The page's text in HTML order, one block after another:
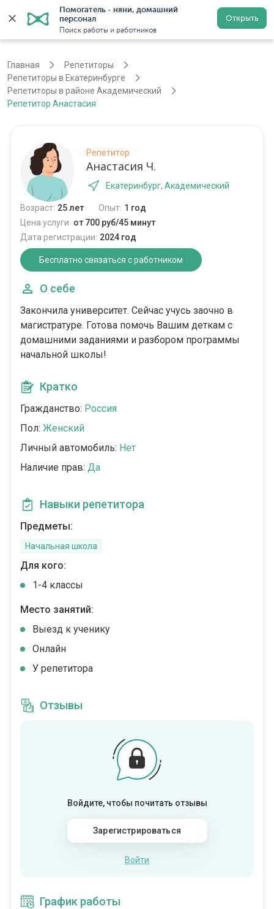
Помогатель - няни, домашний
персонал
Поиск работы и работников
Открыть
Екатеринбург Регистрация
Главная
Репетиторы
Репетиторы в Екатеринбурге
Репетиторы в районе Академический
Репетитор Анастасия
Репетитор
Анастасия Ч.
Екатеринбург, Академический
Возраст: 25 лет Опыт: 1 год
Цена услуги: от 700 руб/45 минут
Дата регистрации: 2024 год
Бесплатно связаться с работником
О себе
Закончила университет. Сейчас учусь заочно в
магистратуре. Готова помочь Вашим деткам с
домашними заданиями и разбором программы
начальной школы!
Кратко
Гражданство: Россия
Пол: Женский
Личный автомобиль: Нет
Наличие прав: Да
Навыки репетитора
Предметы:
Начальная школа
Для кого:
1-4 классы
Место занятий:
Выезд к ученику
Онлайн
У репетитора
Отзывы
Войдите, чтобы почитать отзывы
Зарегистрироваться
Войти
График работы